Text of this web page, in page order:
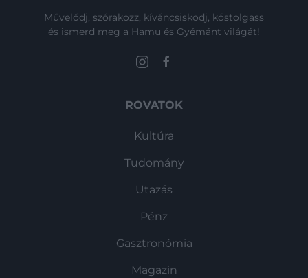
Művelődj, szórakozz, kíváncsiskodj, kóstolgass
és ismerd meg a Hamu és Gyémánt világát!
ROVATOK
Kultúra
Tudomány
Utazás
Pénz
Gasztronómia
Magazin